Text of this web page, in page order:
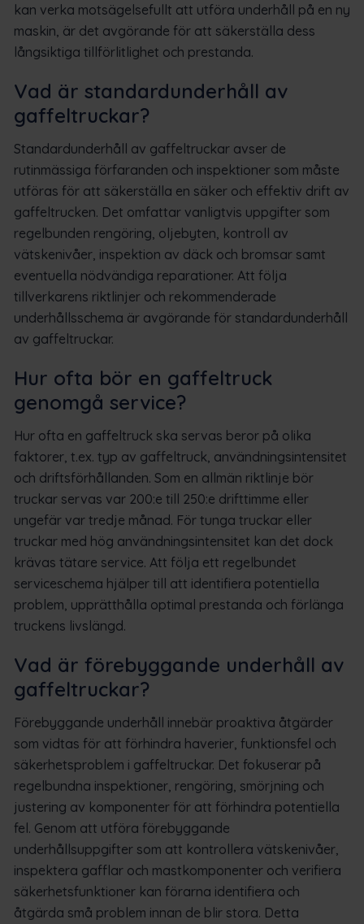
kan verka motsägelsefullt att utföra underhåll på en ny
maskin, är det avgörande för att säkerställa dess
långsiktiga tillförlitlighet och prestanda.
Vad är standardunderhåll av
gaffeltruckar?
Standardunderhåll av gaffeltruckar avser de
rutinmässiga förfaranden och inspektioner som måste
utföras för att säkerställa en säker och effektiv drift av
gaffeltrucken. Det omfattar vanligtvis uppgifter som
regelbunden rengöring, oljebyten, kontroll av
vätskenivåer, inspektion av däck och bromsar samt
eventuella nödvändiga reparationer. Att följa
tillverkarens riktlinjer och rekommenderade
underhållsschema är avgörande för standardunderhåll
av gaffeltruckar.
Hur ofta bör en gaffeltruck
genomgå service?
Hur ofta en gaffeltruck ska servas beror på olika
faktorer, t.ex. typ av gaffeltruck, användningsintensitet
och driftsförhållanden. Som en allmän riktlinje bör
truckar servas var 200:e till 250:e drifttimme eller
ungefär var tredje månad. För tunga truckar eller
truckar med hög användningsintensitet kan det dock
krävas tätare service. Att följa ett regelbundet
serviceschema hjälper till att identifiera potentiella
problem, upprätthålla optimal prestanda och förlänga
truckens livslängd.
Vad är förebyggande underhåll av
gaffeltruckar?
Förebyggande underhåll innebär proaktiva åtgärder
som vidtas för att förhindra haverier, funktionsfel och
säkerhetsproblem i gaffeltruckar. Det fokuserar på
regelbundna inspektioner, rengöring, smörjning och
justering av komponenter för att förhindra potentiella
fel. Genom att utföra förebyggande
underhållsuppgifter som att kontrollera vätskenivåer,
inspektera gafflar och mastkomponenter och verifiera
säkerhetsfunktioner kan förarna identifiera och
åtgärda små problem innan de blir stora. Detta